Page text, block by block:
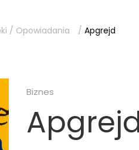
/ Opowiadania / Apgrejd
Biznes